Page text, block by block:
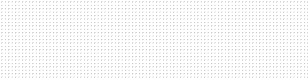
MAIL